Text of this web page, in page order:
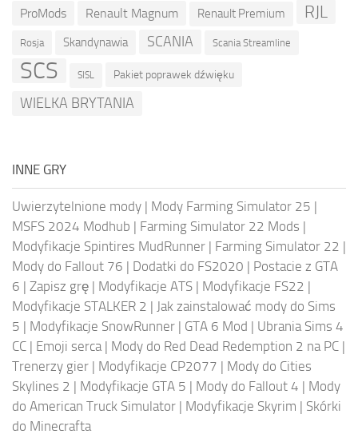
ProMods Renault Magnum Renault Premium RJL
Rosja Skandynawia SCANIA Scania Streamline
SCS SISL Pakiet poprawek dźwięku
WIELKA BRYTANIA
INNE GRY
Uwierzytelnione mody | Mody Farming Simulator 25 |
MSFS 2024 Modhub | Farming Simulator 22 Mods |
Modyfikacje Spintires MudRunner | Farming Simulator 22 |
Mody do Fallout 76 | Dodatki do FS2020 | Postacie z GTA
6 | Zapisz grę | Modyfikacje ATS | Modyfikacje FS22 |
Modyfikacje STALKER 2 | Jak zainstalować mody do Sims
5 | Modyfikacje SnowRunner | GTA 6 Mod | Ubrania Sims 4
CC | Emoji serca | Mody do Red Dead Redemption 2 na PC |
Trenerzy gier | Modyfikacje CP2077 | Mody do Cities
Skylines 2 | Modyfikacje GTA 5 | Mody do Fallout 4 | Mody
do American Truck Simulator | Modyfikacje Skyrim | Skórki
do Minecrafta